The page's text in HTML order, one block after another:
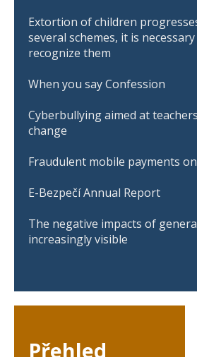
Extortion of children
several schemes, it is
recognize them
When you say Confession
Cyberbullying aimed at
change
Fraudulent mobile payments
E-Bezpečí Annual Report
The negative impacts of
increasingly visible
Přehled